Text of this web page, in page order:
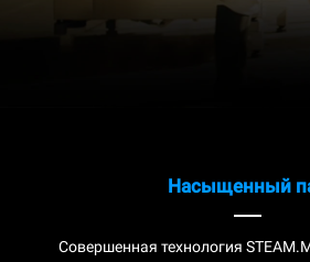
Насыщенный
Совершенная технология